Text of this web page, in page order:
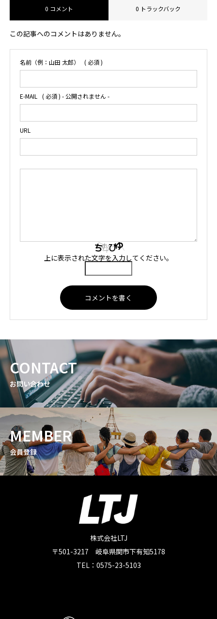
新規パートナー募集
0 コメント 0 トラックバック
この記事へのコメントはありません。
名前（例：山田 太郎） ( 必須 )
E-MAIL ( 必須 ) - 公開されません -
URL
上に表示された文字を入力してください。
CONTACT
お問い合わせ
MEMBER
会員登録
株式会社LTJ
〒501-3217 岐阜県関市下有知5178
TEL：0575-23-5103